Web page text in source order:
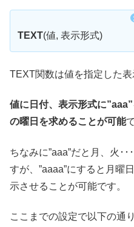
TEXT(値, 表示形式)
TEXT関数は値を指定した表
値に日付、表示形式に
の曜日を求めることが可能
ちなみに”aaa”だと月、火･
すが、”aaaa”にすると月曜
示させることが可能です。
ここまでの設定で以下の通